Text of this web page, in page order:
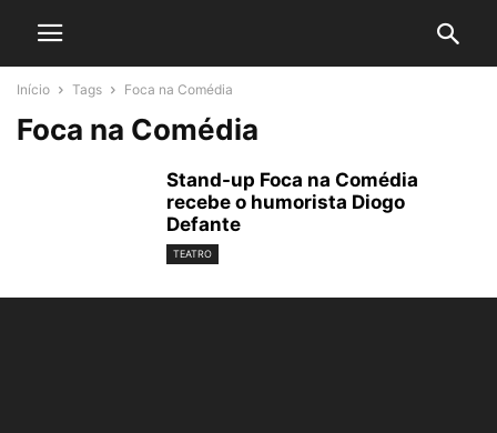
Início Tags Foca na Comédia
Foca na Comédia
Stand-up Foca na Comédia
recebe o humorista Diogo
Defante
TEATRO